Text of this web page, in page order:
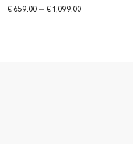
through € 999.00
€ 659.00 – € 1,099.00Price range: €